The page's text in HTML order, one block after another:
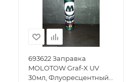
693622 Заправка
MOLOTOW Graf-X UV
30мл, Флуоресцентный